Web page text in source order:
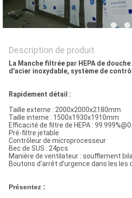
POLITIQUE
CONFIDENTIALITÉ
Description de produit
La Manche filtrée par HEPA de
d'acier inoxydable, système de
Rapidement détail :
Taille externe : 2000x2000x2180mm
Taille interne : 1500x1930x1910mm
Efficacité de filtre de HEPA :
Pré-filtre jetable
Contrôleur de microprocesseur
Bec de SUS : 24pcs
Manière de ventilateur : soufflement
Boutons d'arrêt d'urgence dans les les
Présentez :